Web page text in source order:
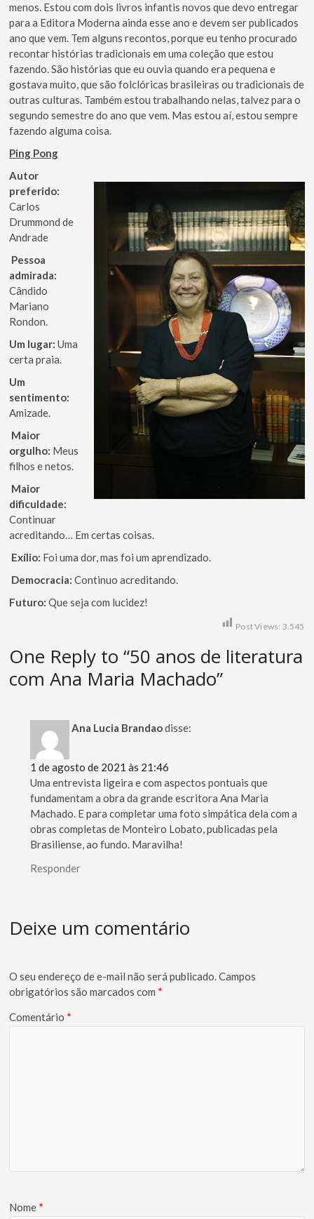
menos. Estou com dois livros infantis novos que devo entregar
para a Editora Moderna ainda esse ano e devem ser publicados
ano que vem. Tem alguns recontos, porque eu tenho procurado
recontar histórias tradicionais em uma coleção que estou
fazendo. São histórias que eu ouvia quando era pequena e
gostava muito, que são folclóricas brasileiras ou tradicionais de
outras culturas. Também estou trabalhando nelas, talvez para o
segundo semestre do ano que vem. Mas estou aí, estou sempre
fazendo alguma coisa.
Ping Pong
Autor
preferido:
Carlos
Drummond de
Andrade
Pessoa
admirada:
Cândido
Mariano
Rondon.
Um lugar:Uma
certa praia.
Um
sentimento:
Amizade.
Maior
orgulho: Meus
filhos e netos.
Maior
dificuldade:
Continuar
acreditando… Em certas coisas.
Exílio: Foi uma dor, mas foi um aprendizado.
Democracia:Continuo acreditando.
Futuro:Que seja com lucidez!
Post Views: 3.545
One Reply to “50 anos de literatura
com Ana Maria Machado”
Ana Lucia Brandaodisse:
1 de agosto de 2021 às 21:46
Uma entrevista ligeira e com aspectos pontuais que
fundamentam a obra da grande escritora Ana Maria
Machado. E para completar uma foto simpática dela com a
obras completas de Monteiro Lobato, publicadas pela
Brasiliense, ao fundo. Maravilha!
Responder
Deixe um comentário
O seu endereço de e-mail não será publicado.Campos
obrigatórios são marcados com *
Comentário *
Nome *